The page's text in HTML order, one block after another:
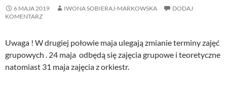
6 MAJA 2019 IWONA SOBIERAJ-MARKOWSKA
DODAJ
KOMENTARZ
Uwaga ! W drugiej połowie maja ulegają zmianie terminy zajęć
grupowych . 24 maja odbędą się zajęcia grupowe i teoretyczne
natomiast 31 maja zajęcia z orkiestr.